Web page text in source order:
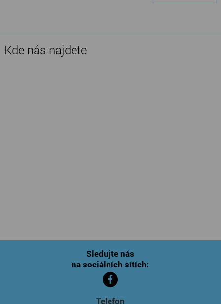
Kde nás najdete
Sledujte nás
na sociálních sítích:
Telefon